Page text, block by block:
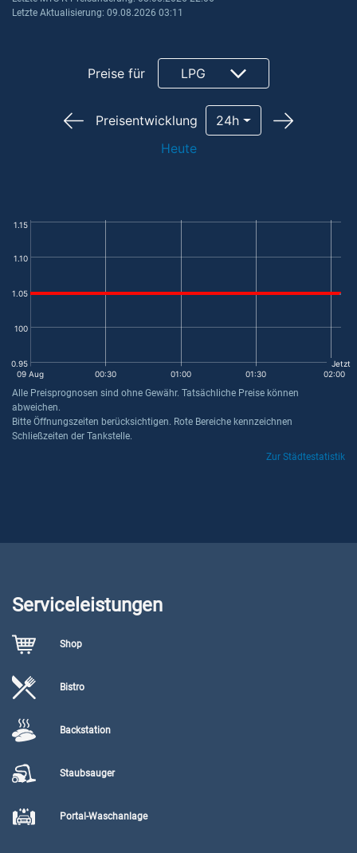
Letzte Aktualisierung: 09.08.2026 03:11
Preise für LPG
Preisentwicklung
24h
Heute
0.95
100
1.05
1.10
1.15
09 Aug 00:30 01:00 01:30 02:00
Jetzt
Alle Preisprognosen sind ohne Gewähr. Tatsächliche Preise können
abweichen.
Bitte Öffnungszeiten berücksichtigen. Rote Bereiche kennzeichnen
Schließzeiten der Tankstelle.
Zur Städtestatistik
Serviceleistungen
Shop
Bistro
Backstation
Staubsauger
Portal-Waschanlage